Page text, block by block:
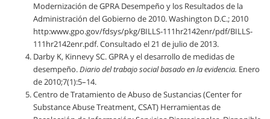
Modernización de GPRA Desempeño y los Resultados de la
Administración del Gobierno de 2010. Washington D.C.; 2010
http:www.gpo.gov/fdsys/pkg/BILLS-111hr2142enr/pdf/BILLS-
111hr2142enr.pdf. Consultado el 21 de julio de 2013.
Darby K, Kinnevy SC. GPRA y el desarrollo de medidas de
desempeño.Diario del trabajo social basado en la evidencia. Enero
de 2010;7(1):5–14.
Centro de Tratamiento de Abuso de Sustancias (Center for
Substance Abuse Treatment, CSAT) Herramientas de